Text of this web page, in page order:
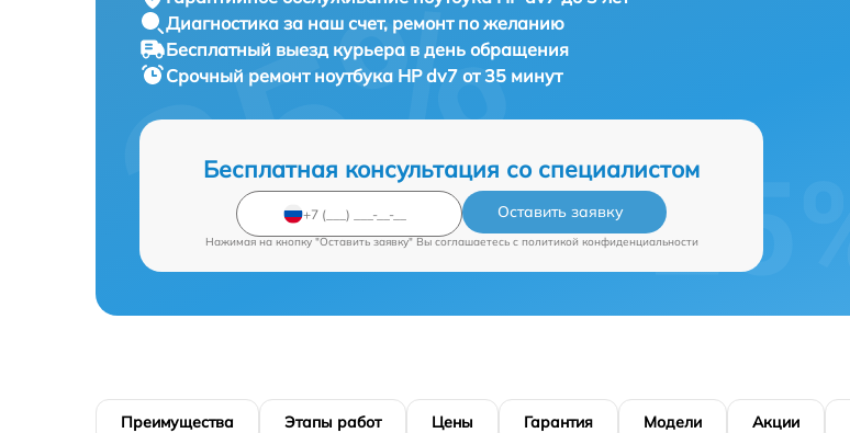
Диагностика за наш счет, ремонт по желанию
Бесплатный выезд курьера в день обращения
Срочный ремонт ноутбука HP dv7 от 35 минут
Бесплатная консультация со специалистом
Оставить заявку
Нажимая на кнопку "Оставить заявку" Вы соглашаетесь c политикой конфиденциальности
Преимущества Этапы работ Цены Гарантия Модели Акции